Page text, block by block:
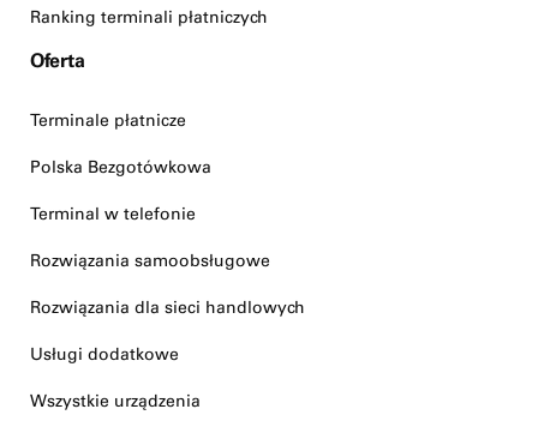
Ranking terminali płatniczych
Oferta
Terminale płatnicze
Polska Bezgotówkowa
Terminal w telefonie
Rozwiązania samoobsługowe
Rozwiązania dla sieci handlowych
Usługi dodatkowe
Wszystkie urządzenia